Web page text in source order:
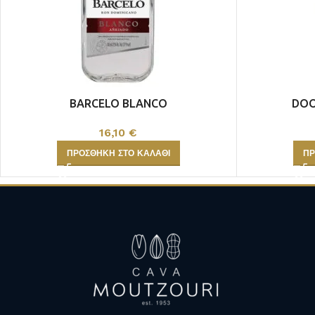
BARCELO BLANCO
16,10€
ΠΡΟΣΘΉΚΗ ΣΤΟ ΚΑΛΆΘΙ